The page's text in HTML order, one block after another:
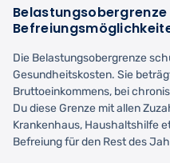
Belastungsobergrenze
Die Belastungsobergrenze
Gesundheitskosten. Sie
Bruttoeinkommens, bei
Du diese Grenze mit allen
Krankenhaus, Haushaltshilfe
Befreiung für den Rest des